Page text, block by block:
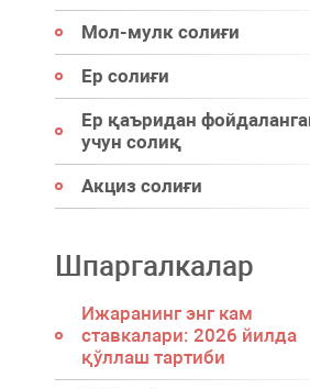
Мол-мулк солиғи
Ер солиғи
Ер қаъридан
учун солиқ
Акциз солиғи
Шпаргалкалар
Ижаранинг энг кам
ставкалари: 2026 йилда
қўллаш тартиби